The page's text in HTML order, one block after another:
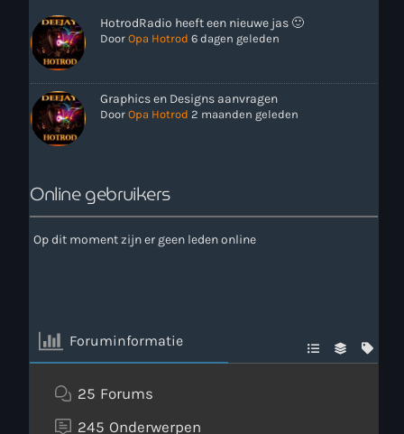
HotrodRadio heeft een nieuwe jas 🙂
Door Opa Hotrod 6 dagen geleden
Graphics en Designs aanvragen
Door Opa Hotrod 2 maanden geleden
Online gebruikers
Op dit moment zijn er geen leden online
Foruminformatie
25 Forums
245 Onderwerpen